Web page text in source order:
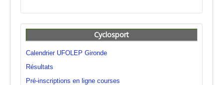
Cyclosport
Calendrier UFOLEP Gironde
Résultats
Pré-inscriptions en ligne courses